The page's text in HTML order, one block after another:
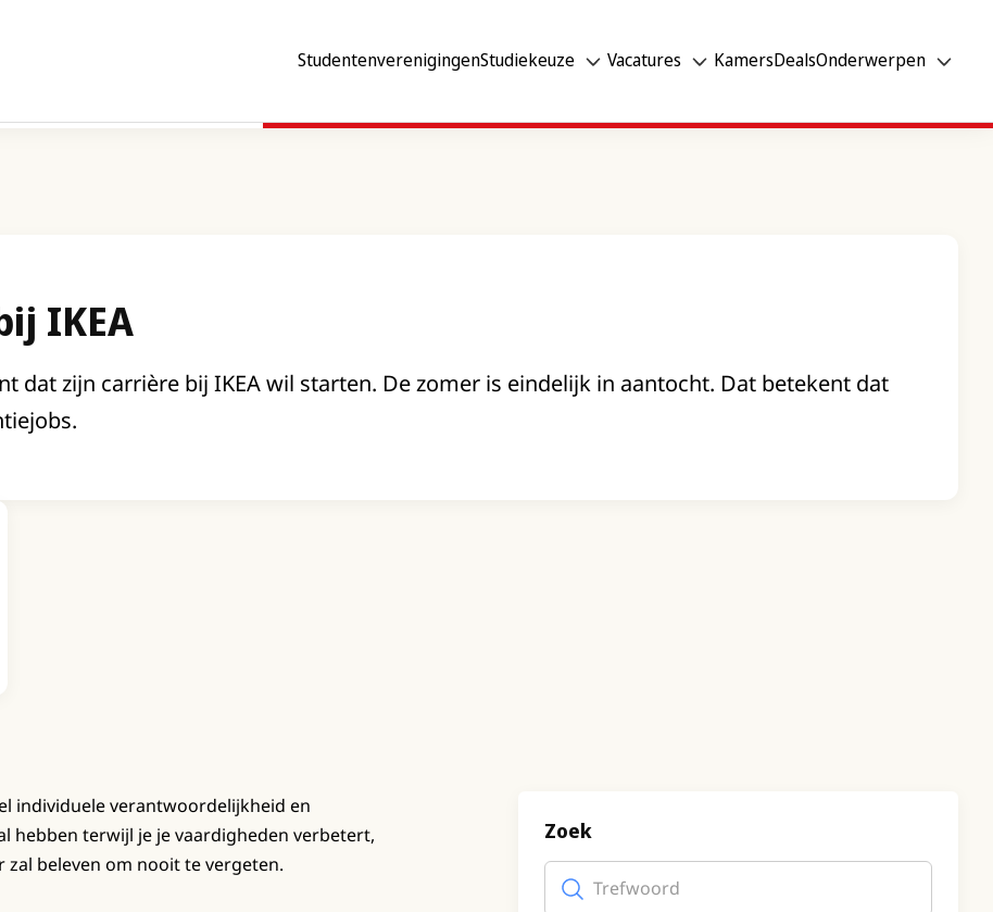
StudentenverenigingenStudiekeuze Vacatures KamersDealsOnderwerpen
IKEA
dat zijn carrière bij IKEA wil starten. De zomer is eindelijk in aantocht. Dat betekent dat
individuele verantwoordelijkheid en
hebben terwijl je je vaardigheden verbetert,
beleven om nooit te vergeten.
Zoek
Trefwoord